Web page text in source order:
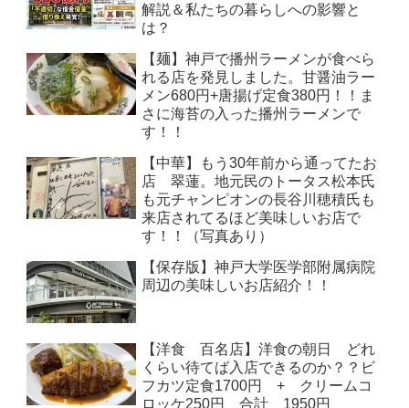
解説＆私たちの暮らしへの影響と
は？
【麺】神戸で播州ラーメンが食べら
れる店を発見しました。甘醤油ラー
メン680円+唐揚げ定食380円！！ま
さに海苔の入った播州ラーメンで
す！！
【中華】もう30年前から通ってたお
店 翠蓮。地元民のトータス松本氏
も元チャンピオンの長谷川穂積氏も
来店されてるほど美味しいお店で
す！！（写真あり）
【保存版】神戸大学医学部附属病院
周辺の美味しいお店紹介！！
【洋食 百名店】洋食の朝日 どれ
くらい待てば入店できるのか？？ビ
フカツ定食1700円 + クリームコ
ロッケ250円 合計 1950円